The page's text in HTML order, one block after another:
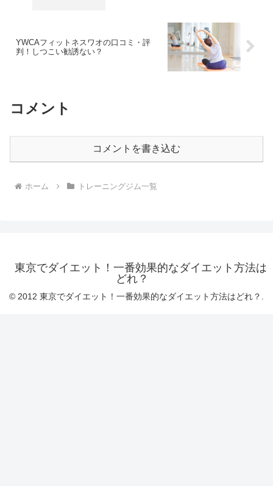
YWCAフィットネスワオの口コミ・評
判！しつこい勧誘ない？
コメント
コメントを書き込む
ホーム トレーニングジム一覧
東京でダイエット！一番効果的なダイエット方法は
どれ？
© 2012 東京でダイエット！一番効果的なダイエット方法はどれ？.